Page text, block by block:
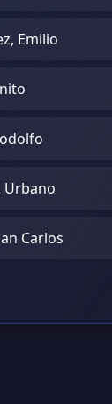
Emilio
Urbano
Carlos